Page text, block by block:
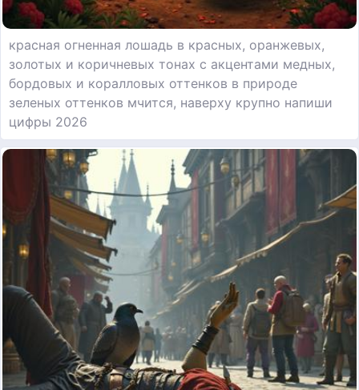
красная огненная лошадь в красных, оранжевых,
золотых и коричневых тонах с акцентами медных,
бордовых и коралловых оттенков в природе
зеленых оттенков мчится, наверху крупно напиши
цифры 2026